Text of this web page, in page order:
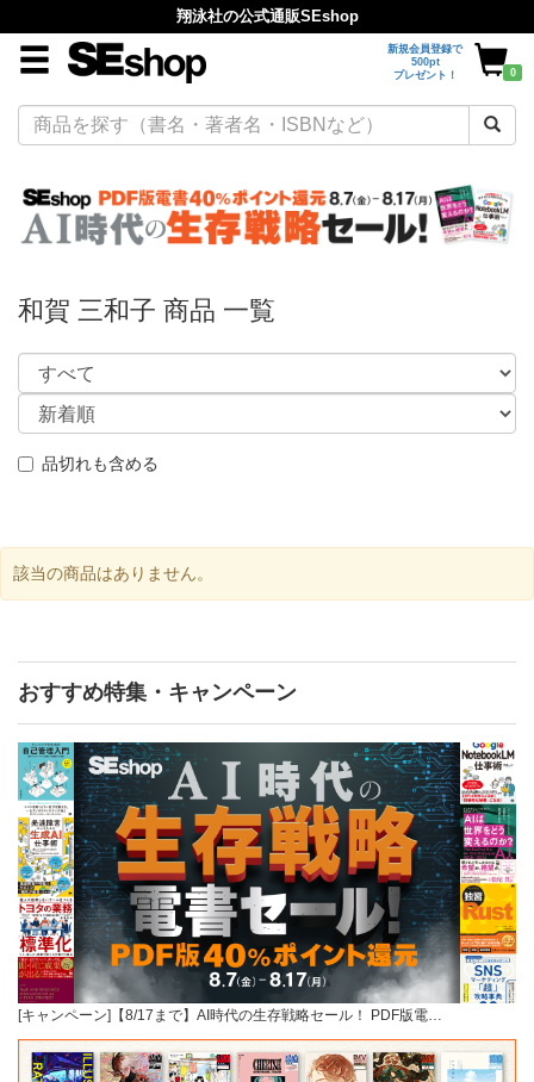
翔泳社の公式通販SEshop
新規会員登録で
500pt
プレゼント！
0
和賀 三和子 商品 一覧
品切れも含める
該当の商品はありません。
おすすめ特集・キャンペーン
[キャンペーン]【8/17まで】AI時代の生存戦略セール！ PDF版電…